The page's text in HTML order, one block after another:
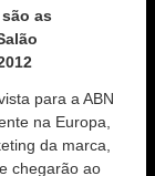
as
para a ABN
na Europa,
da marca,
chegarão ao